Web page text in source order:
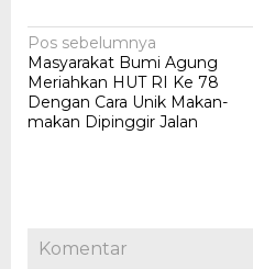
Navigasi
pos
Pos sebelumnya
Masyarakat Bumi Agung
Meriahkan HUT RI Ke 78
Dengan Cara Unik Makan-
makan Dipinggir Jalan
Komentar